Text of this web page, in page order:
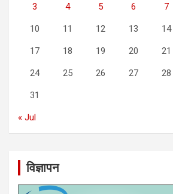
3 4 5 6 7
10 11 12 13 14
17 18 19 20 21
24 25 26 27 28
31
« Jul
विज्ञापन